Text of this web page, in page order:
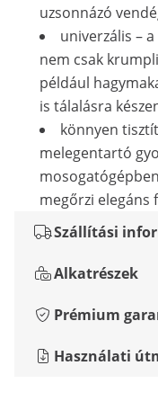
uzsonnázó
univerzális –
nem csak
például
is tálalásra
könnyen
melegentartó
megőrzi elegáns
Szállítási
Alkatrészek
Prémium
Használati